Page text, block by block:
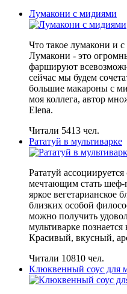
Лумакони с мидиями
Что такое лумакони и
Лумакони - это
фаршируют
сейчас мы будем
большие макароны с
моя коллега, автор
Elena.
Читали 5413 чел.
Рататуй в мультиварке
Рататуй
мечтающим стать шеф-
яркое вегетарианское
близких особой
можно получить
мультиварке
Красивый, вкусный,
Читали 10810 чел.
Клюквенный соус для